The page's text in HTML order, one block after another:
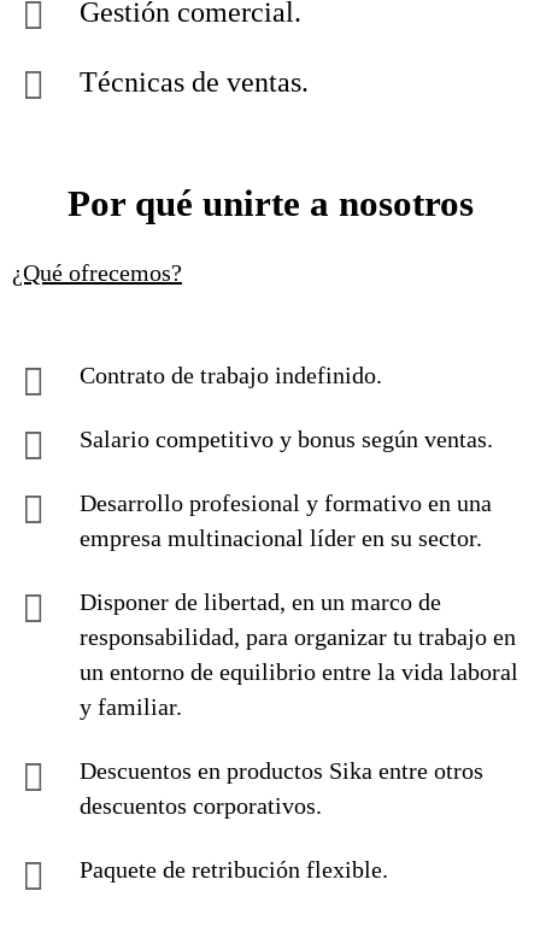
Gestión comercial.
Técnicas de ventas.
Por qué unirte a nosotros
¿Qué ofrecemos?
Contrato de trabajo indefinido.
Salario competitivo y bonus según ventas.
Desarrollo profesional y formativo en una
empresa multinacional líder en su sector.
Disponer de libertad, en un marco de
responsabilidad, para organizar tu trabajo en
un entorno de equilibrio entre la vida laboral
y familiar.
Descuentos en productos Sika entre otros
descuentos corporativos.
Paquete de retribución flexible.